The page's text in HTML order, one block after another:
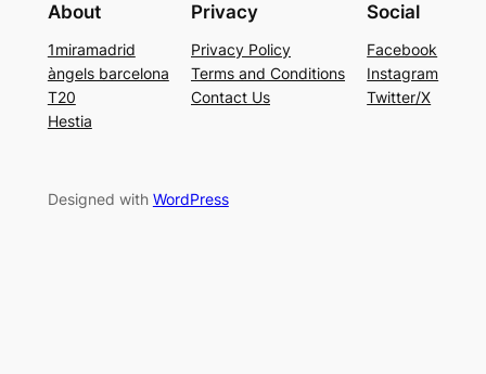
About
1miramadrid
àngels barcelona
T20
Hestia
Privacy
Privacy Policy
Terms and Conditions
Contact Us
Social
Facebook
Instagram
Twitter/X
Designed with WordPress